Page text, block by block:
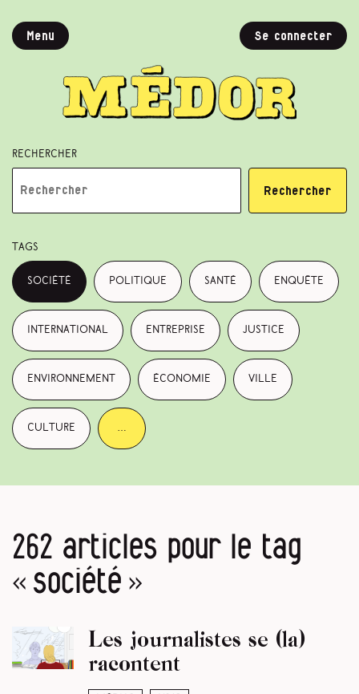
Menu Se connecter
Rechercher
Rechercher
Tags
société politique santé enquête
international entreprise justice
environnement économie ville
culture
262 articles pour le tag
« société »
Les journalistes se (la)
racontent